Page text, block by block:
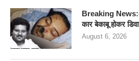
Breaking
कार बेकाबू होकर
August 6, 2026